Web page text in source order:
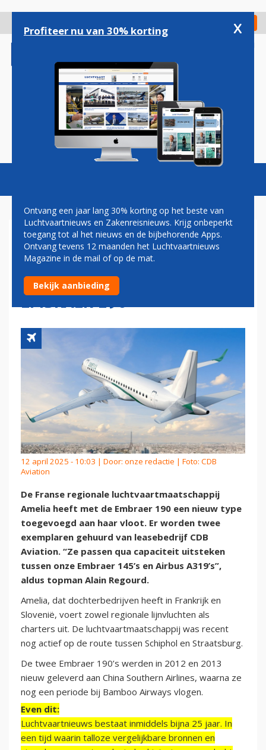
gaan
Check in
Magazine Podcasts Vacatures
FRANSE
LUCHTVAARTMAATSCHAPPIJ
AMELIA OP PAD MET
EMBRAER 190
12 april 2025 - 10:03 | Door: onze redactie | Foto: CDB
Aviation
De Franse regionale luchtvaartmaatschappij
Amelia heeft met de Embraer 190 een nieuw type
toegevoegd aan haar vloot. Er worden twee
exemplaren gehuurd van leasebedrijf CDB
Aviation. “Ze passen qua capaciteit uitsteken
tussen onze Embraer 145’s en Airbus A319’s”,
aldus topman Alain Regourd.
Amelia, dat dochterbedrijven heeft in Frankrijk en
Slovenië, voert zowel regionale lijnvluchten als
charters uit. De luchtvaartmaatschappij was recent
nog actief op de route tussen Schiphol en Straatsburg.
De twee Embraer 190’s werden in 2012 en 2013
nieuw geleverd aan China Southern Airlines, waarna ze
nog een periode bij Bamboo Airways vlogen.
Even dit:
Luchtvaartnieuws bestaat inmiddels bijna 25 jaar. In
een tijd waarin talloze vergelijkbare bronnen en
Profiteer nu van 30% korting x
Ontvang een jaar lang 30% korting op het beste van
Luchtvaartnieuws en Zakenreisnieuws. Krijg onbeperkt
toegang tot al het nieuws en de bijbehorende Apps.
Ontvang tevens 12 maanden het Luchtvaartnieuws
Magazine in de mail of op de mat.
Bekijk aanbieding